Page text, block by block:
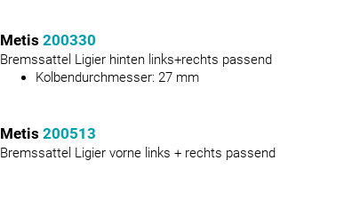
Metis 200330
Bremssattel Ligier hinten links+rechts passend
Kolbendurchmesser: 27 mm
Metis 200513
Bremssattel Ligier vorne links + rechts passend